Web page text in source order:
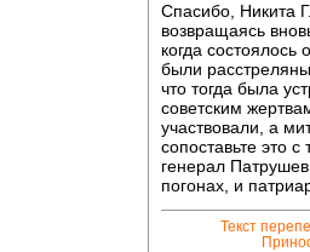
Спасибо, Никита
возвращаясь
когда
были
что тогда была
советским
участвовали, а
сопоставьте это
генерал
погонах, и
Текст